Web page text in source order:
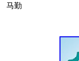
马勤